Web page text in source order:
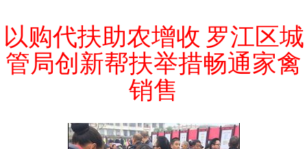
以购代扶助农增收 罗江区城
管局创新帮扶举措畅通家禽
销售